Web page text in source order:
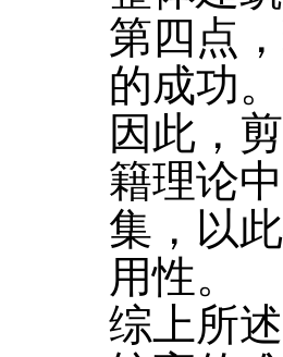
第四点
的成功。
因此，
籍理论
集，以
用性。
综上所